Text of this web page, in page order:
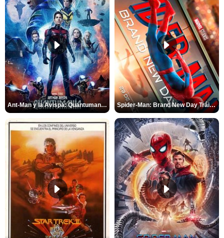
Ant-Man y la Avispa: Quantumanía Tráiler (2) Spider-Man: Brand New Day Tráiler (3)